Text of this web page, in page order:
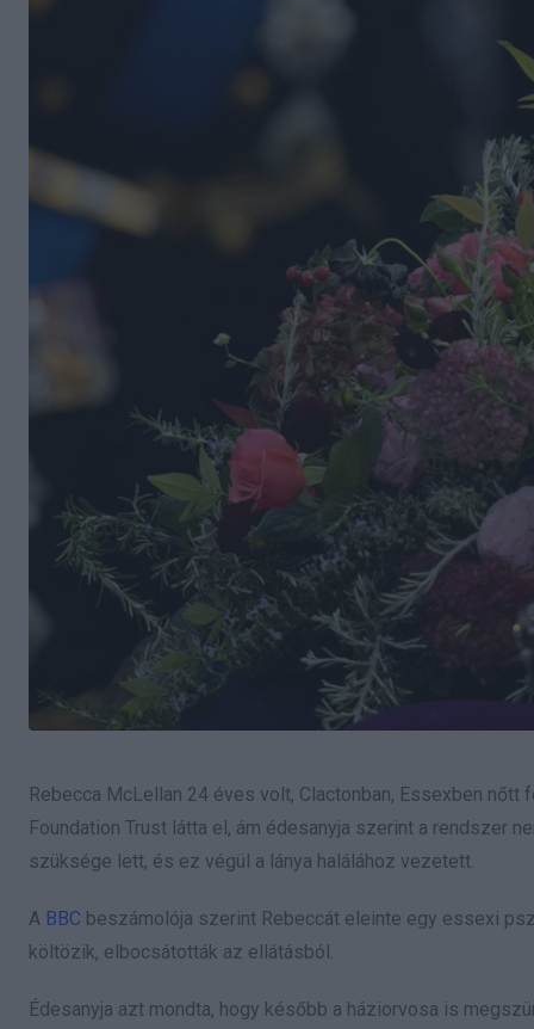
Rebecca McLellan 24 éves volt, Clactonban, Essexben
Foundation Trust látta el, ám édesanyja szerint a rendszer
szüksége lett, és ez végül a lánya halálához vezetett.
A BBC beszámolója szerint Rebeccát eleinte egy essexi
költözik, elbocsátották az ellátásból.
Édesanyja azt mondta, hogy később a háziorvosa is